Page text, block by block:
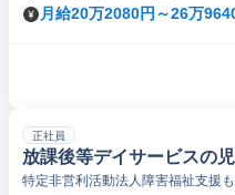
月給20万2080円～26万
正社員
放課後等デイサービスの
特定非営利活動法人障害福祉支援